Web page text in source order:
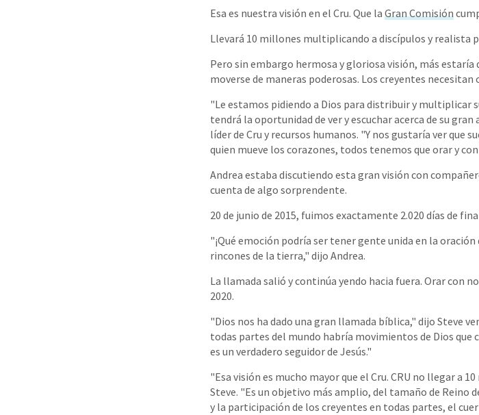
Esa es nuestra visión en el Cru. Que la Gran Comisión
Llevará 10 millones multiplicando a discípulos y realista
Pero sin embargo hermosa y gloriosa visión, más estaría
moverse de maneras poderosas. Los creyentes necesitan
"Le estamos pidiendo a Dios para distribuir y multiplicar
tendrá la oportunidad de ver y escuchar acerca de su
líder de Cru y recursos humanos. "Y nos gustaría ver que
quien mueve los corazones, todos tenemos que orar y
Andrea estaba discutiendo esta gran visión con
cuenta de algo sorprendente.
20 de junio de 2015, fuimos exactamente 2.020 días de
"¡Qué emoción podría ser tener gente unida en la
rincones de la tierra," dijo Andrea.
La llamada salió y continúa yendo hacia fuera. Orar con
2020.
"Dios nos ha dado una gran llamada bíblica," dijo Steve
todas partes del mundo habría movimientos de Dios que
es un verdadero seguidor de Jesús."
"Esa visión es mucho mayor que el Cru. CRU no llegar a
Steve. "Es un objetivo más amplio, del tamaño de Reino
y la participación de los creyentes en todas partes, el